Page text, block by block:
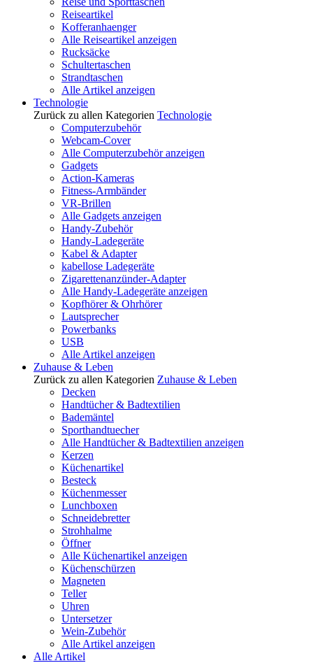
Reiseartikel
Kofferanhaenger
Alle Reiseartikel anzeigen
Rucksäcke
Schultertaschen
Strandtaschen
Alle Artikel anzeigen
Technologie
Zurück zu allen Kategorien Technologie
Computerzubehör
Webcam-Cover
Alle Computerzubehör anzeigen
Gadgets
Action-Kameras
Fitness-Armbänder
VR-Brillen
Alle Gadgets anzeigen
Handy-Zubehör
Handy-Ladegeräte
Kabel & Adapter
kabellose Ladegeräte
Zigarettenanzünder-Adapter
Alle Handy-Ladegeräte anzeigen
Kopfhörer & Ohrhörer
Lautsprecher
Powerbanks
USB
Alle Artikel anzeigen
Zuhause & Leben
Zurück zu allen Kategorien Zuhause & Leben
Decken
Handtücher & Badtextilien
Bademäntel
Sporthandtuecher
Alle Handtücher & Badtextilien anzeigen
Kerzen
Küchenartikel
Besteck
Küchenmesser
Lunchboxen
Schneidebretter
Strohhalme
Öffner
Alle Küchenartikel anzeigen
Küchenschürzen
Magneten
Teller
Uhren
Untersetzer
Wein-Zubehör
Alle Artikel anzeigen
Alle Artikel